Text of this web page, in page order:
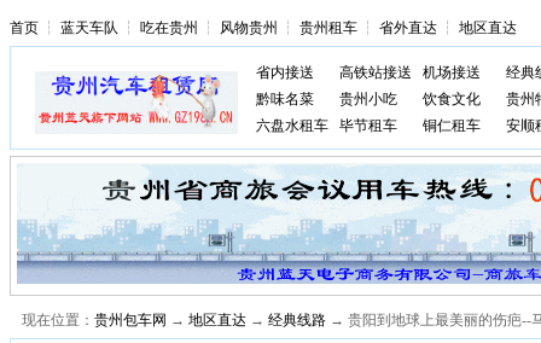
首页 ┆ 蓝天车队 ┆ 吃在贵州 ┆ 风物贵州 ┆ 贵州租车 ┆ 省外直达 ┆ 地区直达
省内接送 高铁站接送 机场接送
经典
黔味名菜
贵州小吃 饮食文化
贵州
六盘水租车
毕节租车 铜仁租车 安顺
现在位置： 贵州包车网 → 地区直达 → 经典线路 → 贵阳到地球上最美丽的伤疤--